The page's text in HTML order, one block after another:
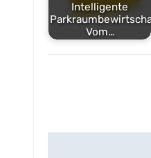
Intelligente
Vom…